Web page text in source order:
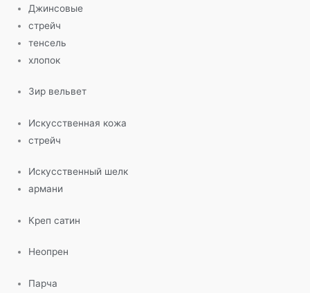
Джинсовые
стрейч
тенсель
хлопок
Зир вельвет
Искусственная кожа
стрейч
Искусственный шелк
армани
Креп сатин
Неопрен
Парча